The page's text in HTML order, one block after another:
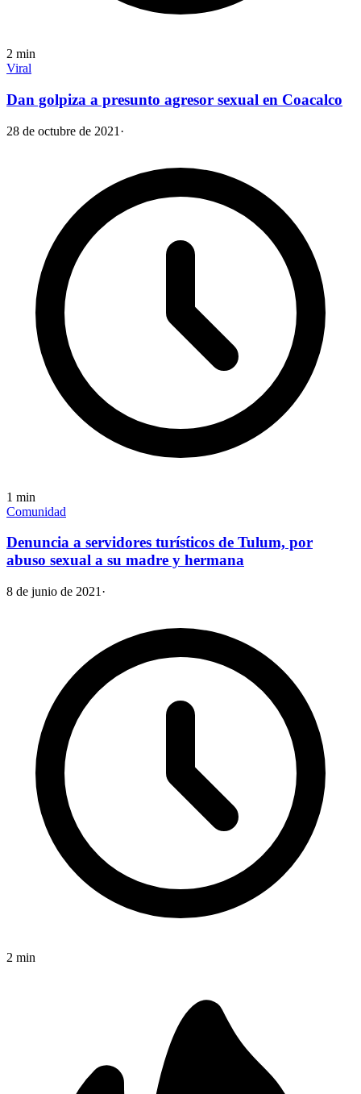
2 min
Viral
Dan golpiza a presunto agresor sexual en Coacalco
28 de octubre de 2021 ·
1 min
Comunidad
Denuncia a servidores turísticos de Tulum, por
abuso sexual a su madre y hermana
8 de junio de 2021 ·
2 min